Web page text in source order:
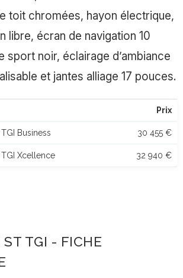
toit chromées, hayon électrique,
libre, écran de navigation 10
sport noir, éclairage d’ambiance
et jantes alliage 17 pouces.
Prix
Business 30 455 €
Xcellence 32 940 €
TGI - FICHE